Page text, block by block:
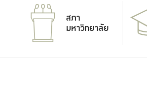
สภา
มหาวิทยาลัย